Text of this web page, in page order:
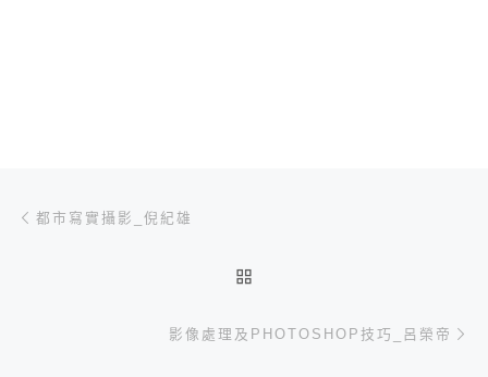
文章導航
都市寫實攝影_倪紀雄
影像處理及PHOTOSHOP技巧_呂榮帝